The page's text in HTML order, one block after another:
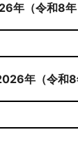
年（令和8
年（令和